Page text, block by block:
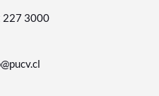
227 3000